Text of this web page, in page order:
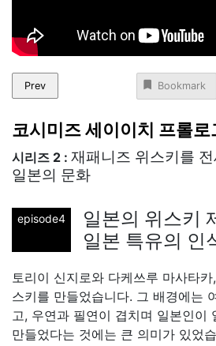
Prev Bookmark
코시미즈 세이이치 프롤로
시리즈 2 : 재패니즈 위스키를
일본의 문화
episode4
일본의 위스키
일본 특유의 인
토리이 신지로와 다케쓰루 마사타
스키를 만들었습니다. 그 배경에는
고, 우연과 필연이 겹치며 일본인이
만들었다는 것에는 큰 의미가 있었